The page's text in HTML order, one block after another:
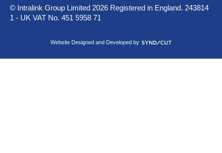
n
L
e
I
© Intralink Group Limited 2026 Registered in England. 243814
1 - UK VAT No. 451 5958 71
Website Designed and Developed by S
n